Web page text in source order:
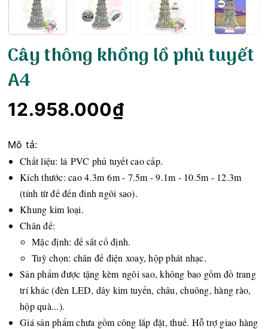
Cây thông khổng lồ phủ tuyết
A4
12.958.000₫
Mô tả:
Chất liệu: lá PVC phủ tuyết cao cấp.
Kích thước: cao 4.3m 6m - 7.5m - 9.1m - 10.5m - 12.3m
(tính từ đế đến đỉnh ngôi sao).
Khung kim loại.
Chân đế:
Mặc định: đế sắt cố định.
Tuỳ chọn: chân đế điện xoay, hộp phát nhạc.
Sản phẩm được tặng kèm ngôi sao, không bao gồm đồ trang
trí khác (đèn LED, dây kim tuyến, châu, chuông, hàng rào,
hộp quà...).
Giá sản phẩm chưa gồm công lắp đặt, thuế. Hỗ trợ giao hàng